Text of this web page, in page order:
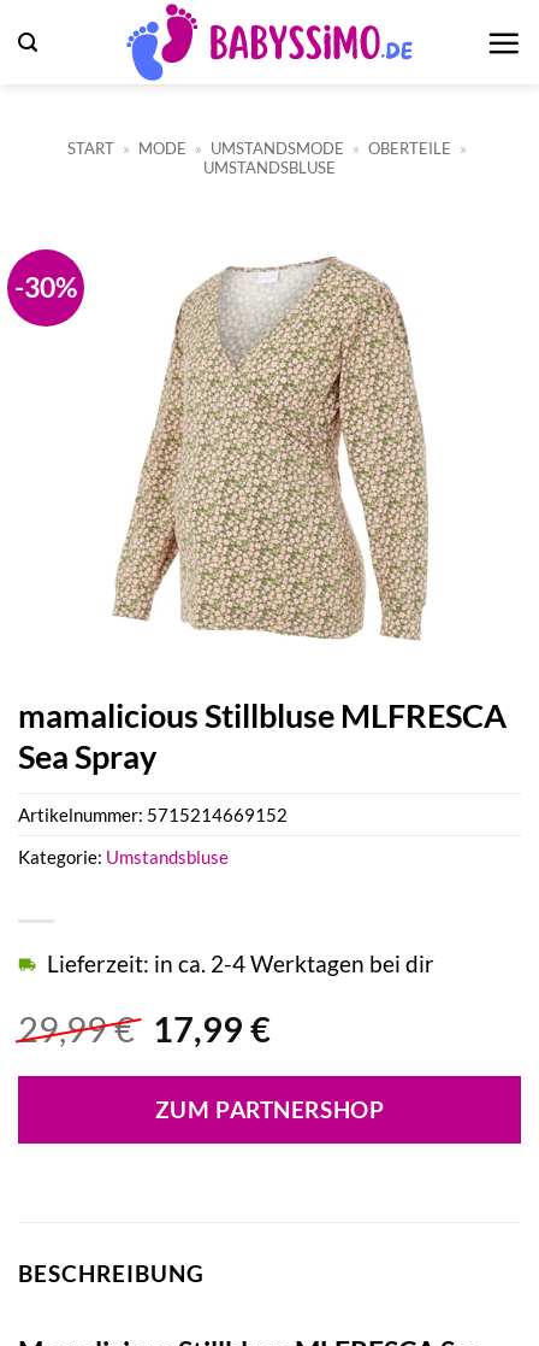
Inhalt
START » MODE » UMSTANDSMODE » OBERTEILE »
UMSTANDSBLUSE
-30%
mamalicious Stillbluse MLFRESCA
Sea Spray
29,99€ Ursprünglicher
war:
29,99 €
17,99 €Aktueller
ist:
17,99 €.
Lieferzeit: in ca. 2-4 Werktagen bei dir
ZUM PARTNERSHOP
Artikelnummer: 5715214669152
Kategorie: Umstandsbluse
BESCHREIBUNG